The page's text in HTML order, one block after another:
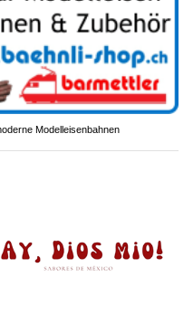
Modelleisenbahnen